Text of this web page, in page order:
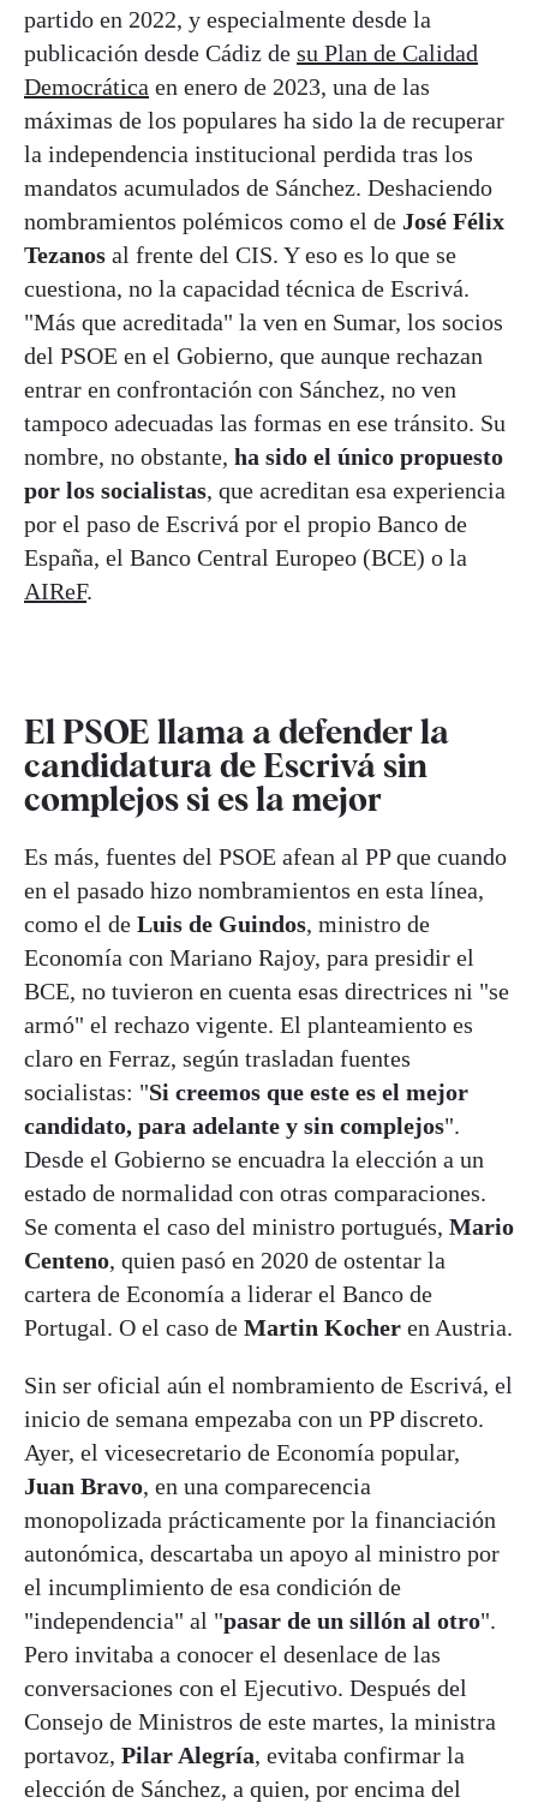
partido en 2022, y especialmente desde la
publicación desde Cádiz de su Plan de Calidad
Democrática en enero de 2023, una de las
máximas de los populares ha sido la de recuperar
la independencia institucional perdida tras los
mandatos acumulados de Sánchez. Deshaciendo
nombramientos polémicos como el de José Félix
Tezanos al frente del CIS. Y eso es lo que se
cuestiona, no la capacidad técnica de Escrivá.
"Más que acreditada" la ven en Sumar, los socios
del PSOE en el Gobierno, que aunque rechazan
entrar en confrontación con Sánchez, no ven
tampoco adecuadas las formas en ese tránsito. Su
nombre, no obstante, ha sido el único propuesto
por los socialistas, que acreditan esa experiencia
por el paso de Escrivá por el propio Banco de
España, el Banco Central Europeo (BCE) o la
AIReF.
El PSOE llama a defender la
candidatura de Escrivá sin
complejos si es la mejor
Es más, fuentes del PSOE afean al PP que cuando
en el pasado hizo nombramientos en esta línea,
como el de Luis de Guindos, ministro de
Economía con Mariano Rajoy, para presidir el
BCE, no tuvieron en cuenta esas directrices ni "se
armó" el rechazo vigente. El planteamiento es
claro en Ferraz, según trasladan fuentes
socialistas: "Si creemos que este es el mejor
candidato, para adelante y sin complejos".
Desde el Gobierno se encuadra la elección a un
estado de normalidad con otras comparaciones.
Se comenta el caso del ministro portugués, Mario
Centeno, quien pasó en 2020 de ostentar la
cartera de Economía a liderar el Banco de
Portugal. O el caso de Martin Kocher en Austria.
Sin ser oficial aún el nombramiento de Escrivá, el
inicio de semana empezaba con un PP discreto.
Ayer, el vicesecretario de Economía popular,
Juan Bravo, en una comparecencia
monopolizada prácticamente por la financiación
autonómica, descartaba un apoyo al ministro por
el incumplimiento de esa condición de
"independencia" al "pasar de un sillón al otro".
Pero invitaba a conocer el desenlace de las
conversaciones con el Ejecutivo. Después del
Consejo de Ministros de este martes, la ministra
portavoz, Pilar Alegría, evitaba confirmar la
elección de Sánchez, a quien, por encima del